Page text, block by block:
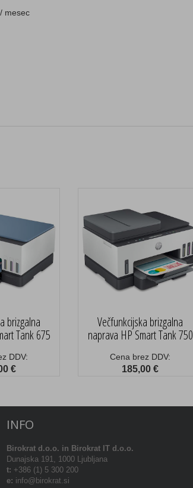
mesec
brizgalna
Tank 675
DDV:
€
Večfunkcijska brizgalna
naprava HP Smart Tank 750
Cena brez DDV:
185,00 €
INFO
Birokrat d.o.o. in Birokrat IT d.o.o.
Dunajska 191, 1000 Ljubljana
t: +386 (1) 5 300 200
e: info@birokrat.si